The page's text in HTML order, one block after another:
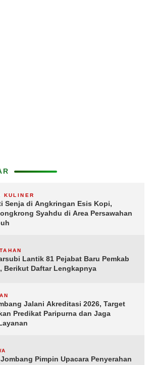
KULINER
Senja di Angkringan Esis Kopi,
Syahdu di Area Persawahan
Lantik 81 Pejabat Baru Pemkab
Berikut Daftar Lengkapnya
Jalani Akreditasi 2026, Target
Predikat Paripurna dan Jaga
Pimpin Upacara Penyerahan